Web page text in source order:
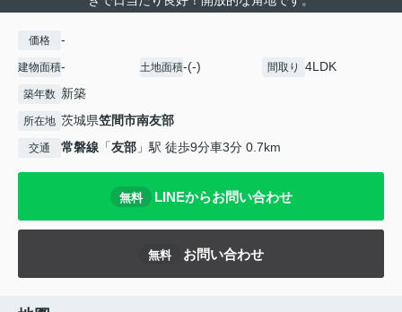
価格 -
建物面積- 土地面積-(-) 間取り 4LDK
築年数 新築
所在地 茨城県笠間市南友部
交通 常磐線 「友部 」駅 徒歩9分車3分 0.7km
無料 LINEからお問い合わせ
無料 お問い合わせ